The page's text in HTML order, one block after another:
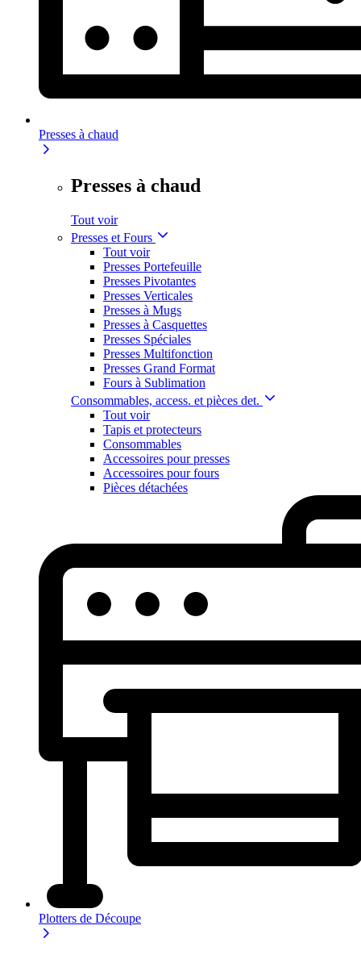
Presses à chaud
Presses à chaud
Tout voir
Presses et Fours
Tout voir
Presses Portefeuille
Presses Pivotantes
Presses Verticales
Presses à Mugs
Presses à Casquettes
Presses Spéciales
Presses Multifonction
Presses Grand Format
Fours à Sublimation
Consommables, access. et pièces det.
Tout voir
Tapis et protecteurs
Consommables
Accessoires pour presses
Accessoires pour fours
Pièces détachées
Plotters de Découpe